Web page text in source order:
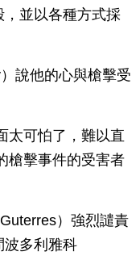
並以各種方式採
說他的心與槍擊受
太可怕了，難以直
槍擊事件的受害者
）強烈譴責
波多利雅科